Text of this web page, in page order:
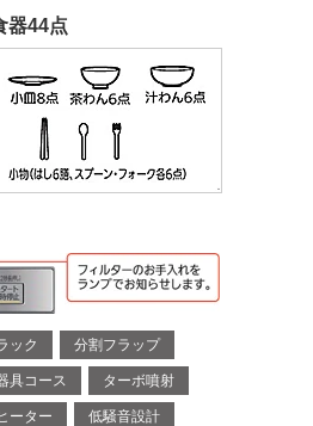
器44点
ック 分割フラップ
具コース ターボ噴射
ーター 低騒音設計